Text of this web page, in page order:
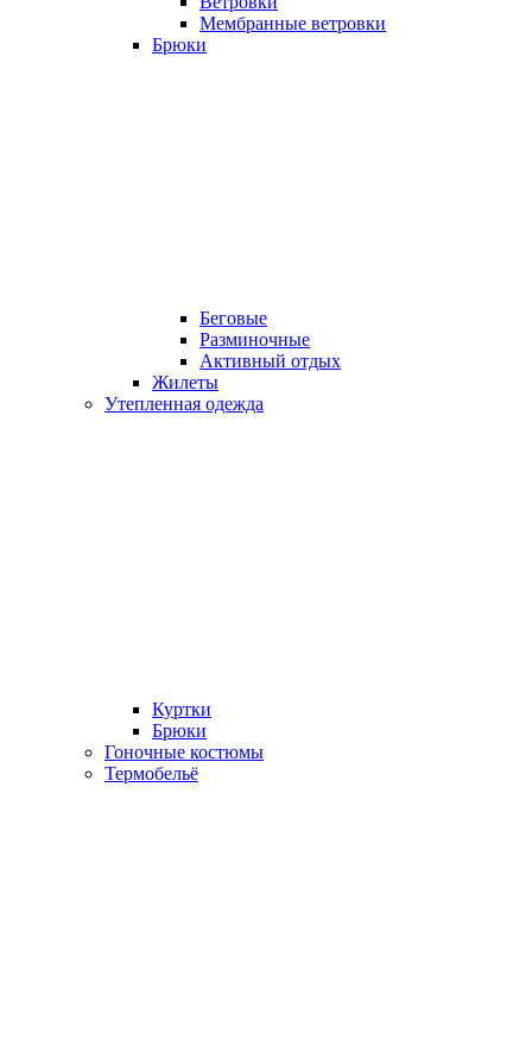
Мембранные ветровки
Брюки
Беговые
Разминочные
Активный отдых
Жилеты
Утепленная одежда
Куртки
Брюки
Гоночные костюмы
Термобельё